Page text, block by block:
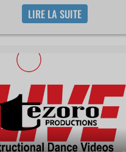
LIRE LA SUITE